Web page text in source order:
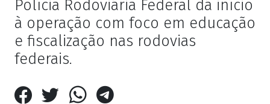
Polícia Rodoviária Federal dá início
à operação com foco em educação
e fiscalização nas rodovias
federais.